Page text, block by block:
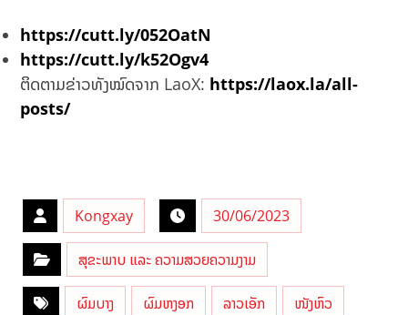
https://cutt.ly/052OatN
https://cutt.ly/k52Ogv4
ຕິດຕາມຂ່າວທັງໝົດຈາກ LaoX: https://laox.la/all-
posts/
Kongxay 30/06/2023
ສຸຂະພາບ ແລະ ຄວາມສວຍຄວາມງາມ
ຜົມບາງ ຜົມຫງອກ ລາວເອັກ ໜັງຫົວ